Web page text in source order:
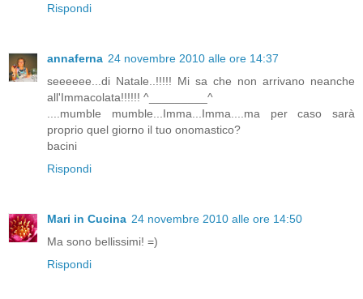
Rispondi
annaferna 24 novembre 2010 alle ore 14:37
seeeeee...di Natale..!!!!! Mi sa che non arrivano neanche
all'Immacolata!!!!!! ^_________^
....mumble mumble...Imma...Imma....ma per caso sarà
proprio quel giorno il tuo onomastico?
bacini
Rispondi
Mari in Cucina 24 novembre 2010 alle ore 14:50
Ma sono bellissimi! =)
Rispondi